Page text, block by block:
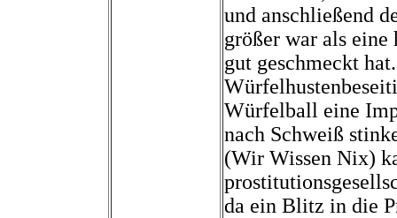
und anschließend
größer war als eine
gut geschmeckt
Würfelball eine
nach Schweiß
(Wir Wissen Nix)
da ein Blitz in die